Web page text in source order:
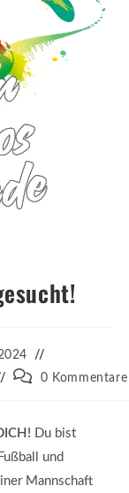
0 Kommentare
Du bist
und
Mannschaft